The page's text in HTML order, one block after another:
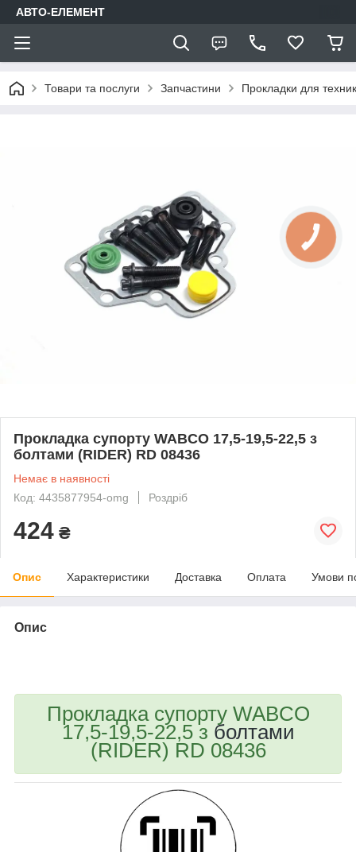
АВТО-ЕЛЕМЕНТ
Товари та послуги Запчастини Прокладки для
Прокладка супорту WABCO 17,5-19,5-22,5 з
болтами (RIDER) RD 08436
Немає в наявності
Код: 4435877954-omg
Роздріб
424 ₴
Опис Характеристики Доставка Оплата Умови
Опис
Прокладка супорту WABCO
17,5-19,5-22,5 з болтами
(RIDER) RD 08436
КНОПКА
ЗВ'ЯЗКУ